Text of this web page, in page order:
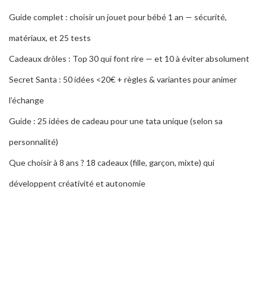
Guide complet : choisir un jouet pour bébé 1 an — sécurité,
matériaux, et 25 tests
Cadeaux drôles : Top 30 qui font rire — et 10 à éviter absolument
Secret Santa : 50 idées <20€ + règles & variantes pour animer
l’échange
Guide : 25 idées de cadeau pour une tata unique (selon sa
personnalité)
Que choisir à 8 ans ? 18 cadeaux (fille, garçon, mixte) qui
développent créativité et autonomie